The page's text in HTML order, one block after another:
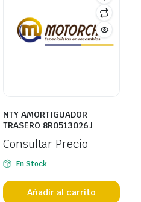
NTY AMORTIGUADOR
TRASERO 8R0513026J
Consultar Precio
En Stock
Añadir al carrito